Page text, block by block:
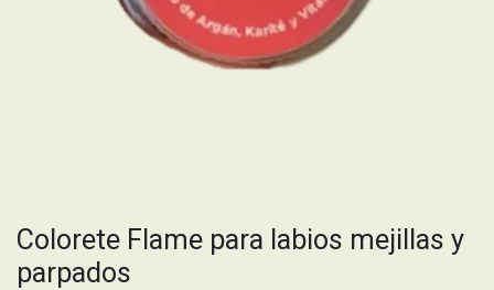
Colorete Flame para labios mejillas y
parpados